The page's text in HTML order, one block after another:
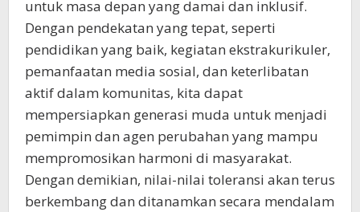
untuk masa depan yang damai dan inklusif.
Dengan pendekatan yang tepat, seperti
pendidikan yang baik, kegiatan ekstrakurikuler,
pemanfaatan media sosial, dan keterlibatan
aktif dalam komunitas, kita dapat
mempersiapkan generasi muda untuk menjadi
pemimpin dan agen perubahan yang mampu
mempromosikan harmoni di masyarakat.
Dengan demikian, nilai-nilai toleransi akan terus
berkembang dan ditanamkan secara mendalam